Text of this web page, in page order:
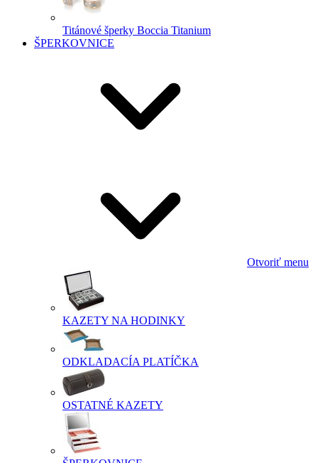
Titánové šperky Boccia Titanium
ŠPERKOVNICE
Otvoriť menu
KAZETY NA HODINKY
ODKLADACÍA PLATÍČKA
OSTATNÉ KAZETY